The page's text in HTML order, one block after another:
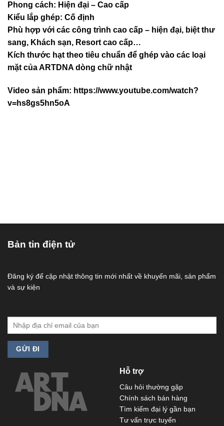
Phong cách: Hiện đại – Cao cấp
Kiểu lắp ghép: Cố định
Phù hợp với các công trình cao cấp – hiện đại, biệt thư
sang, Khách sạn, Resort cao cấp…
Kích thước hạt theo tiêu chuẩn để ghép vào các loại
mặt của ARTDNA dòng chữ nhật
Video sản phẩm: https://www.youtube.com/watch?
v=hs8gs5hn5oA
Bản tin điện tử
Đăng ký để cập nhật thông tin mới nhất về khuyến mãi, sản phẩm
và sự kiện
Hỗ trợ
Câu hỏi thường gặp
Chính sách bán hàng
Tìm kiếm đại lý gần bạn
Tư vấn trực tuyến